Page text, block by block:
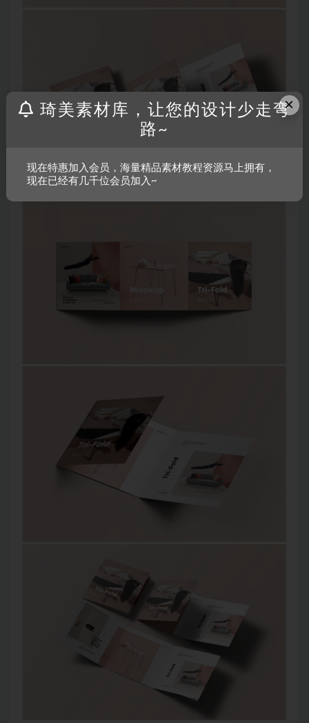
×
琦美素材库，让您的设计少走弯
路~
现在特惠加入会员，海量精品素材教程资源马上拥有，
现在已经有几千位会员加入~